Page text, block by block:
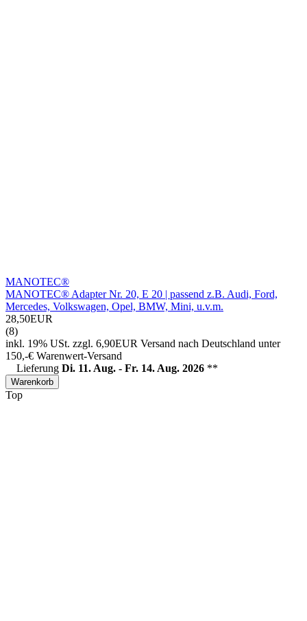
MANOTEC®
MANOTEC® Adapter Nr. 20, E 20 | passend z.B. Audi, Ford,
Mercedes, Volkswagen, Opel, BMW, Mini, u.v.m.
28,50EUR
(8)
inkl. 19% USt. zzgl. 6,90EUR Versand nach Deutschland unter
150,-€ Warenwert-Versand
Lieferung Di. 11. Aug. - Fr. 14. Aug. 2026 **
Warenkorb
Top